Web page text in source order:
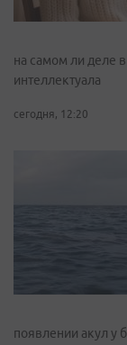
на самом ли деле
интеллектуала
сегодня, 12:20
появлении акул у